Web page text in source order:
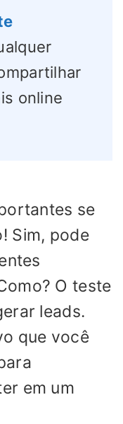
online
se
Sim, pode
O teste
leads.
que você
em um